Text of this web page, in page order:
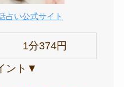
占い公式サイト
1分374円
ント▼